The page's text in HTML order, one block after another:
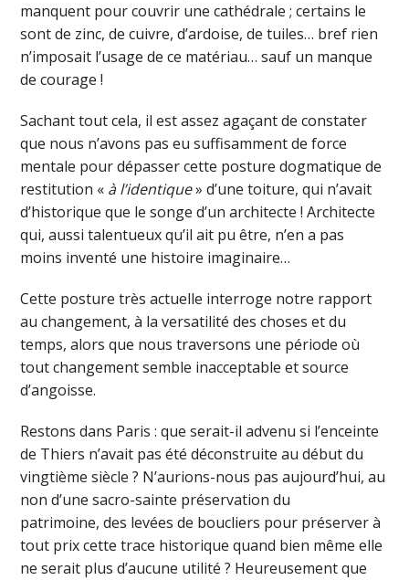
manquent pour couvrir une cathédrale ; certains le
sont de zinc, de cuivre, d’ardoise, de tuiles… bref rien
n’imposait l’usage de ce matériau… sauf un manque
de courage !
Sachant tout cela, il est assez agaçant de constater
que nous n’avons pas eu suffisamment de force
mentale pour dépasser cette posture dogmatique de
restitution « à l’identique» d’une toiture, qui n’avait
d’historique que le songe d’un architecte ! Architecte
qui, aussi talentueux qu’il ait pu être, n’en a pas
moins inventé une histoire imaginaire…
Cette posture très actuelle interroge notre rapport
au changement, à la versatilité des choses et du
temps, alors que nous traversons une période où
tout changement semble inacceptable et source
d’angoisse.
Restons dans Paris : que serait-il advenu si l’enceinte
de Thiers n’avait pas été déconstruite au début du
vingtième siècle ? N’aurions-nous pas aujourd’hui, au
non d’une sacro-sainte préservation du
patrimoine, des levées de boucliers pour préserver à
tout prix cette trace historique quand bien même elle
ne serait plus d’aucune utilité ? Heureusement que